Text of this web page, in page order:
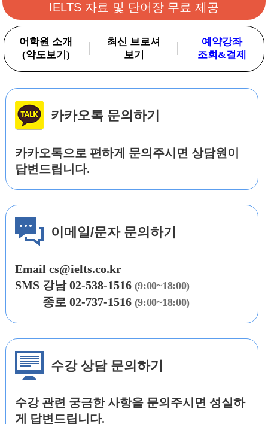
IELTS 자료 및 단어장 무료 제공
어학원 소개
(약도보기)
최신 브로셔
보기
예약강좌
조회&결제
카카오톡 문의하기
카카오톡으로 편하게 문의주시면 상담원이
답변드립니다.
이메일/문자 문의하기
Emailcs@ielts.co.kr
SMS강남02-538-1516(9:00~18:00)
종로 02-737-1516(9:00~18:00)
수강 상담 문의하기
수강 관련 궁금한 사항을 문의주시면 성실하
게 답변드립니다.